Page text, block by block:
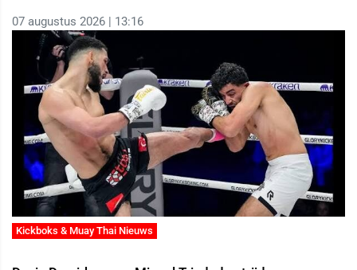
07 augustus 2026 | 13:16
Kickboks & Muay Thai Nieuws